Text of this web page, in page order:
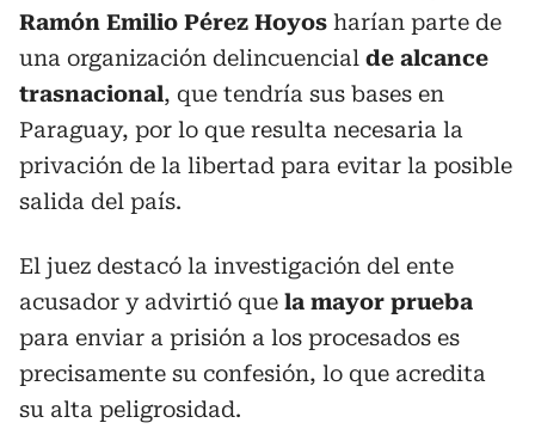
Ramón Emilio Pérez Hoyos harían parte de
una organización delincuencial de alcance
trasnacional, que tendría sus bases en
Paraguay, por lo que resulta necesaria la
privación de la libertad para evitar la posible
salida del país.
El juez destacó la investigación del ente
acusador y advirtió que la mayor prueba
para enviar a prisión a los procesados es
precisamente su confesión, lo que acredita
su alta peligrosidad.